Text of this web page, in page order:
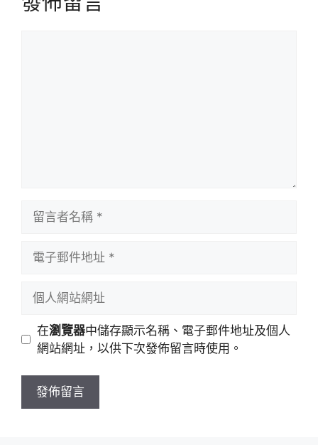
址
站
址
在瀏覽器中儲存顯示名稱、電子郵件地址及個人
網站網址，以供下次發佈留言時使用。